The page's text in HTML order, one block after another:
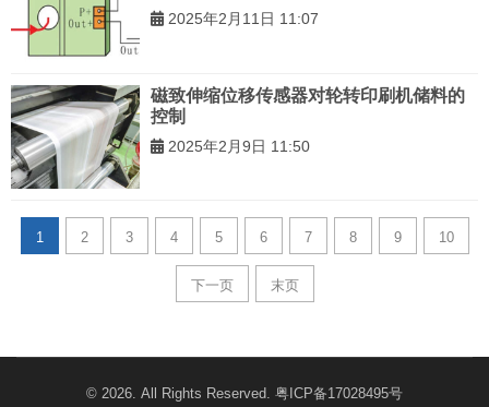
2025年2月11日 11:07
磁致伸缩位移传感器对轮转印刷机储料的
控制
2025年2月9日 11:50
1 2 3 4 5 6 7 8 9 10
下一页 末页
© 2026. All Rights Reserved. 粤ICP备17028495号